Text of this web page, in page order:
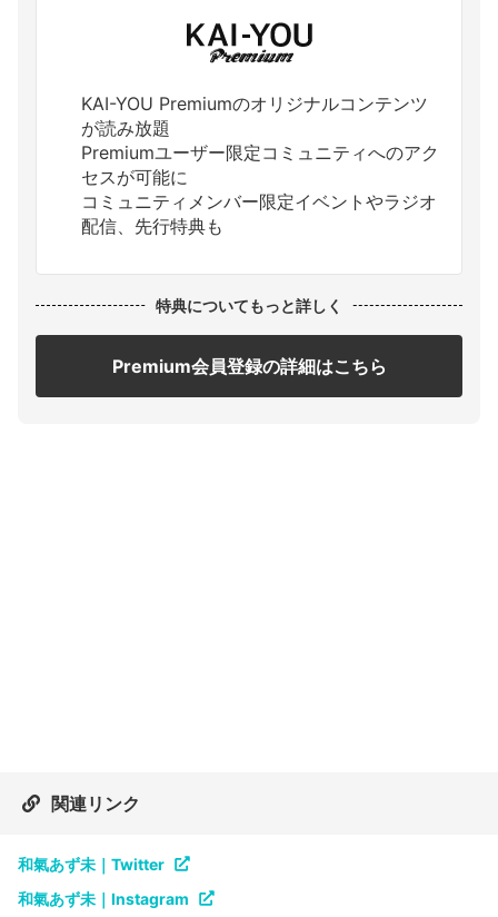
KAI-YOU Premiumのオリジナルコンテンツ
が読み放題
Premiumユーザー限定コミュニティへのアク
セスが可能に
コミュニティメンバー限定イベントやラジオ
配信、先行特典も
特典についてもっと詳しく
Premium会員登録の詳細はこちら
関連リンク
和氣あず未｜Twitter
和氣あず未｜Instagram